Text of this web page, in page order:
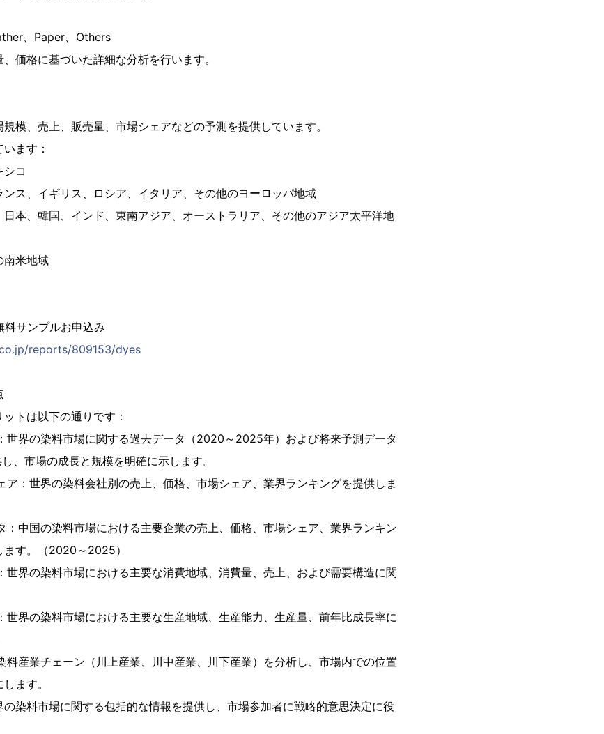
、Paper、Others
価格に基づいた詳細な分析を行います。
模、売上、販売量、市場シェアなどの予測を提供しています。
ます：
コ
ス、イギリス、ロシア、イタリア、その他のヨーロッパ地域
本、韓国、インド、東南アジア、オーストラリア、その他のアジア太平洋地
南米地域
サンプルお申込み
reports/809153/dyes
トは以下の通りです：
世界の染料市場に関する過去データ（2020～2025年）および将来予測データ
、市場の成長と規模を明確に示します。
ア：世界の染料会社別の売上、価格、市場シェア、業界ランキングを提供しま
：中国の染料市場における主要企業の売上、価格、市場シェア、業界ランキン
す。（2020～2025）
世界の染料市場における主要な消費地域、消費量、売上、および需要構造に関
世界の染料市場における主要な生産地域、生産能力、生産量、前年比成長率に
料産業チェーン（川上産業、川中産業、川下産業）を分析し、市場内での位置
ます。
染料市場に関する包括的な情報を提供し、市場参加者に戦略的意思決定に役